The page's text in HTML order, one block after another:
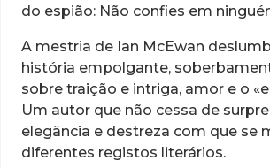
do espião: Não confies em
A mestria de Ian McEwan
história empolgante,
sobre traição e intriga, amor e o
Um autor que não cessa de
elegância e destreza com que se
diferentes registos literários.